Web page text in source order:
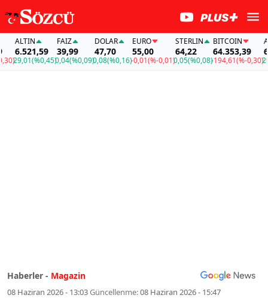
(%0,45)
FAİZ
39,99
0,04(%0,09)
DOLAR
47,70
0,08(%0,16)
EURO
55,00
-0,01(%-0,01)
STERLIN
64,22
0,05(%0,08)
BITCOIN
64.353,39
-194,61(%-0,30)
ALTIN
6.521,59
29,01
Haberler - Magazin
08 Haziran 2026 - 13:03Güncellenme:08 Haziran 2026 - 15:47